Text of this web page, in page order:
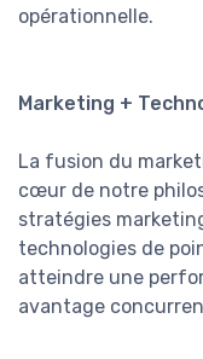
opérationnelle.
Marketing +
La fusion du
cœur de notre
stratégies
technologies de
atteindre une
avantage